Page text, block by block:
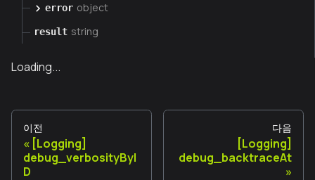
error object
result string
Loading...
이전
[Logging]
debug_verbosityByI
D
다음
[Logging]
debug_backtraceAt